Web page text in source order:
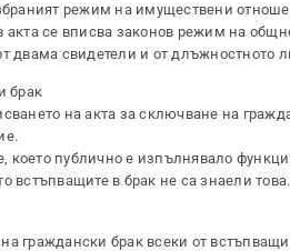
режим на имуществени
се вписва законов режим на
двама свидетели и от длъжностното
брак
на акта за сключване на
което публично е изпълнявало
встъпващите в брак не са знаели това.
граждански брак всеки от